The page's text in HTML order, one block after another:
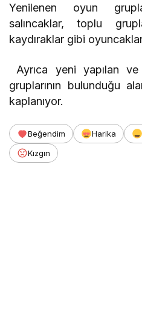
Yenilenen oyun
salıncaklar, toplu
kaydıraklar gibi
Ayrıca yeni yapılan
gruplarının bulunduğu
kaplanıyor.
Beğendim Harika
Kızgın